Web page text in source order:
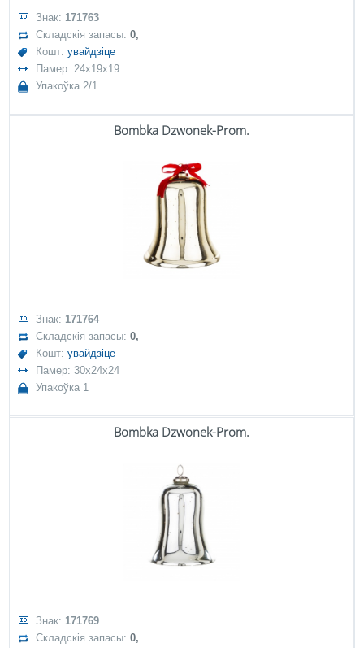
Знак: 171763
Складскія запасы:0,
Кошт:увайдзіце
Памер: 24x19x19
Упакоўка 2/1
Bombka Dzwonek-Prom.
Знак: 171764
Складскія запасы:0,
Кошт:увайдзіце
Памер: 30x24x24
Упакоўка 1
Bombka Dzwonek-Prom.
Знак: 171769
Складскія запасы:0,